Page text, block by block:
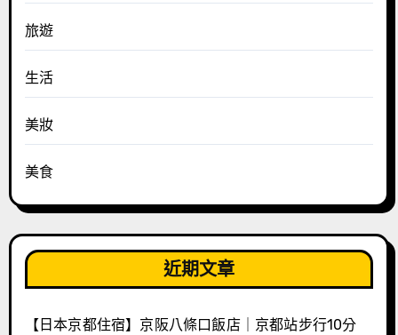
旅遊
生活
美妝
美食
近期文章
【日本京都住宿】京阪八條口飯店｜京都站步行10分